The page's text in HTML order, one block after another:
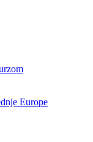
Europe